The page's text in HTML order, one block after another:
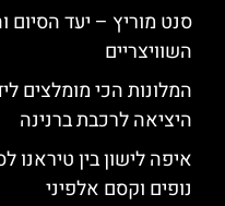
סנט מוריץ – יעד
השוויצריים
המלונות הכי מומלצים
היציאה לרכבת ברנינה
איפה לישון בין טיראנו
נופים וקסם אלפיני